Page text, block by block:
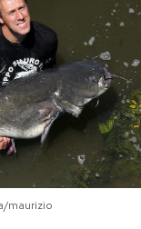
maurizio